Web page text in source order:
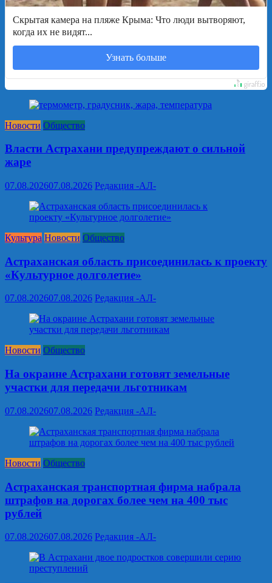
Скрытая камера на пляже Крыма: Что люди вытворяют,
когда их не видят...
Узнать больше
Новости Общество
Власти Астрахани предупреждают о сильной
жаре
07.08.202607.08.2026 Редакция -АЛ-
Культура Новости Общество
Астраханская область присоединилась к проекту
«Культурное долголетие»
07.08.202607.08.2026 Редакция -АЛ-
Новости Общество
На окраине Астрахани готовят земельные
участки для передачи льготникам
07.08.202607.08.2026 Редакция -АЛ-
Новости Общество
Астраханская транспортная фирма набрала
штрафов на дорогах более чем на 400 тыс
рублей
07.08.202607.08.2026 Редакция -АЛ-